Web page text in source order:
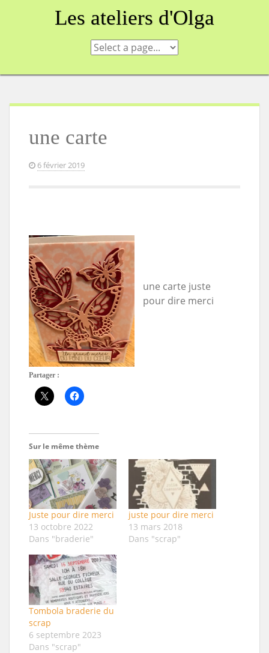
Les ateliers d'Olga
une carte
6 février 2019
une carte juste
pour dire merci
Partager :
Sur le même thème
Juste pour dire merci
13 octobre 2022
Dans "braderie"
juste pour dire merci
13 mars 2018
Dans "scrap"
Tombola braderie du
scrap
6 septembre 2023
Dans "scrap"